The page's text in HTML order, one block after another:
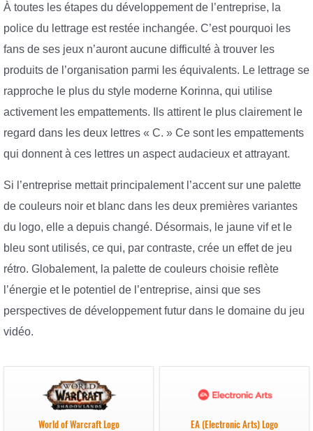
À toutes les étapes du développement de l’entreprise, la
police du lettrage est restée inchangée. C’est pourquoi les
fans de ses jeux n’auront aucune difficulté à trouver les
produits de l’organisation parmi les équivalents. Le lettrage se
rapproche le plus du style moderne Korinna, qui utilise
activement les empattements. Ils attirent le plus clairement le
regard dans les deux lettres « C. » Ce sont les empattements
qui donnent à ces lettres un aspect audacieux et attrayant.
Si l’entreprise mettait principalement l’accent sur une palette
de couleurs noir et blanc dans les deux premières variantes
du logo, elle a depuis changé. Désormais, le jaune vif et le
bleu sont utilisés, ce qui, par contraste, crée un effet de jeu
rétro. Globalement, la palette de couleurs choisie reflète
l’énergie et le potentiel de l’entreprise, ainsi que ses
perspectives de développement futur dans le domaine du jeu
vidéo.
World of Warcraft Logo EA (Electronic Arts) Logo